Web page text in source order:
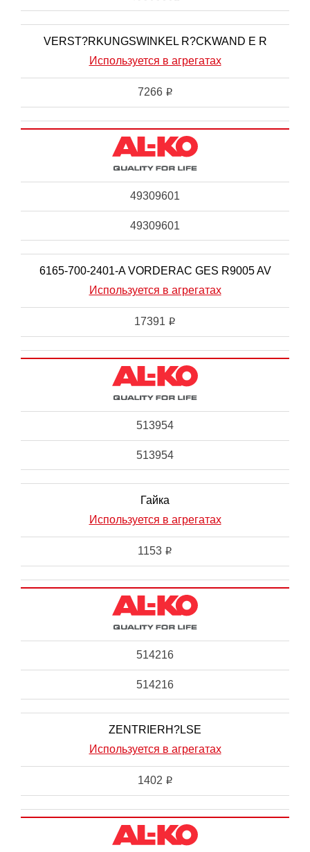
VERST?RKUNGSWINKEL R?CKWAND E R
Используется в агрегатах
7266 i
49309601
49309601
6165-700-2401-A VORDERAC GES R9005 AV
Используется в агрегатах
17391 i
513954
513954
Гайка
Используется в агрегатах
1153 i
514216
514216
ZENTRIERH?LSE
Используется в агрегатах
1402 i